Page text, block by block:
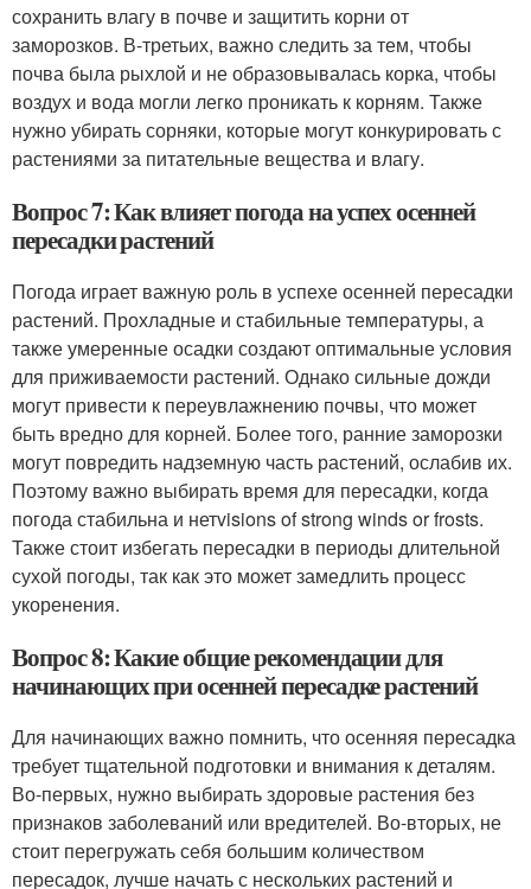
сохранить влагу в почве и защитить корни от
заморозков. В-третьих, важно следить за тем, чтобы
почва была рыхлой и не образовывалась корка, чтобы
воздух и вода могли легко проникать к корням. Также
нужно убирать сорняки, которые могут конкурировать с
растениями за питательные вещества и влагу.
Вопрос 7: Как влияет погода на успех осенней
пересадки растений
Погода играет важную роль в успехе осенней пересадки
растений. Прохладные и стабильные температуры, а
также умеренные осадки создают оптимальные условия
для приживаемости растений. Однако сильные дожди
могут привести к переувлажнению почвы, что может
быть вредно для корней. Более того, ранние заморозки
могут повредить надземную часть растений, ослабив их.
Поэтому важно выбирать время для пересадки, когда
погода стабильна и нетvisions of strong winds or frosts.
Также стоит избегать пересадки в периоды длительной
сухой погоды, так как это может замедлить процесс
укоренения.
Вопрос 8: Какие общие рекомендации для
начинающих при осенней пересадке растений
Для начинающих важно помнить, что осенняя пересадка
требует тщательной подготовки и внимания к деталям.
Во-первых, нужно выбирать здоровые растения без
признаков заболеваний или вредителей. Во-вторых, не
стоит перегружать себя большим количеством
пересадок, лучше начать с нескольких растений и